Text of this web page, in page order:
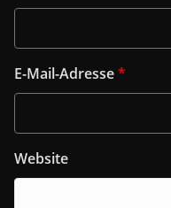
E-Mail-Adresse*
Website